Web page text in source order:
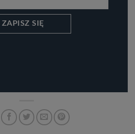
ZAPISZ SIĘ